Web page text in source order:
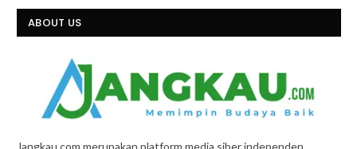
ABOUT US